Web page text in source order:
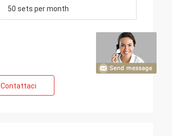
50 sets per month
Contattaci